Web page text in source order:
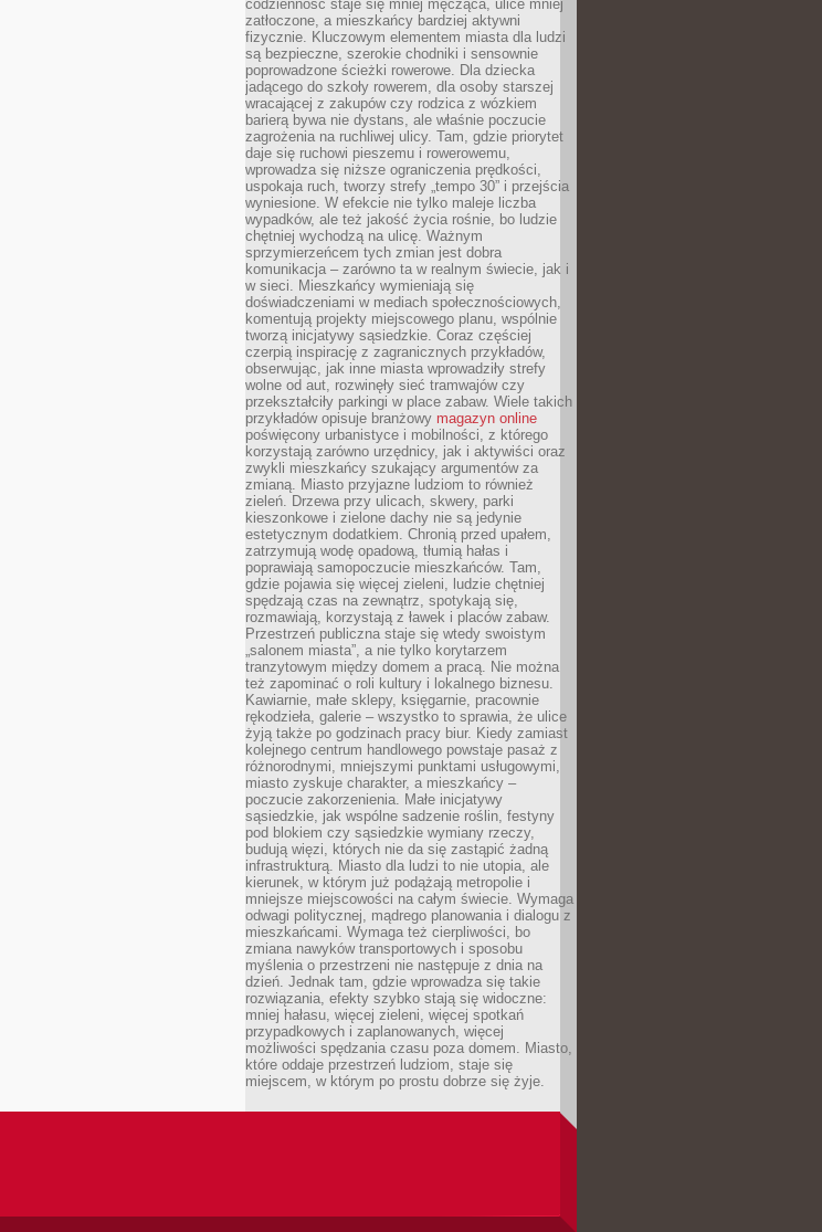
codzienność staje się mniej męcząca, ulice mniej
zatłoczone, a mieszkańcy bardziej aktywni
fizycznie. Kluczowym elementem miasta dla ludzi
są bezpieczne, szerokie chodniki i sensownie
poprowadzone ścieżki rowerowe. Dla dziecka
jadącego do szkoły rowerem, dla osoby starszej
wracającej z zakupów czy rodzica z wózkiem
barierą bywa nie dystans, ale właśnie poczucie
zagrożenia na ruchliwej ulicy. Tam, gdzie priorytet
daje się ruchowi pieszemu i rowerowemu,
wprowadza się niższe ograniczenia prędkości,
uspokaja ruch, tworzy strefy „tempo 30” i przejścia
wyniesione. W efekcie nie tylko maleje liczba
wypadków, ale też jakość życia rośnie, bo ludzie
chętniej wychodzą na ulicę. Ważnym
sprzymierzeńcem tych zmian jest dobra
komunikacja – zarówno ta w realnym świecie, jak i
w sieci. Mieszkańcy wymieniają się
doświadczeniami w mediach społecznościowych,
komentują projekty miejscowego planu, wspólnie
tworzą inicjatywy sąsiedzkie. Coraz częściej
czerpią inspirację z zagranicznych przykładów,
obserwując, jak inne miasta wprowadziły strefy
wolne od aut, rozwinęły sieć tramwajów czy
przekształciły parkingi w place zabaw. Wiele takich
przykładów opisuje branżowy magazyn online
poświęcony urbanistyce i mobilności, z którego
korzystają zarówno urzędnicy, jak i aktywiści oraz
zwykli mieszkańcy szukający argumentów za
zmianą. Miasto przyjazne ludziom to również
zieleń. Drzewa przy ulicach, skwery, parki
kieszonkowe i zielone dachy nie są jedynie
estetycznym dodatkiem. Chronią przed upałem,
zatrzymują wodę opadową, tłumią hałas i
poprawiają samopoczucie mieszkańców. Tam,
gdzie pojawia się więcej zieleni, ludzie chętniej
spędzają czas na zewnątrz, spotykają się,
rozmawiają, korzystają z ławek i placów zabaw.
Przestrzeń publiczna staje się wtedy swoistym
„salonem miasta”, a nie tylko korytarzem
tranzytowym między domem a pracą. Nie można
też zapominać o roli kultury i lokalnego biznesu.
Kawiarnie, małe sklepy, księgarnie, pracownie
rękodzieła, galerie – wszystko to sprawia, że ulice
żyją także po godzinach pracy biur. Kiedy zamiast
kolejnego centrum handlowego powstaje pasaż z
różnorodnymi, mniejszymi punktami usługowymi,
miasto zyskuje charakter, a mieszkańcy –
poczucie zakorzenienia. Małe inicjatywy
sąsiedzkie, jak wspólne sadzenie roślin, festyny
pod blokiem czy sąsiedzkie wymiany rzeczy,
budują więzi, których nie da się zastąpić żadną
infrastrukturą. Miasto dla ludzi to nie utopia, ale
kierunek, w którym już podążają metropolie i
mniejsze miejscowości na całym świecie. Wymaga
odwagi politycznej, mądrego planowania i dialogu z
mieszkańcami. Wymaga też cierpliwości, bo
zmiana nawyków transportowych i sposobu
myślenia o przestrzeni nie następuje z dnia na
dzień. Jednak tam, gdzie wprowadza się takie
rozwiązania, efekty szybko stają się widoczne:
mniej hałasu, więcej zieleni, więcej spotkań
przypadkowych i zaplanowanych, więcej
możliwości spędzania czasu poza domem. Miasto,
które oddaje przestrzeń ludziom, staje się
miejscem, w którym po prostu dobrze się żyje.